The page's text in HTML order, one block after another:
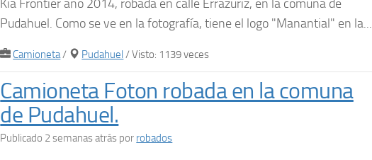
Kia Frontier año 2014, robada en calle Errazuriz, en la comuna de
Pudahuel. Como se ve en la fotografía, tiene el logo "Manantial" en la...
Camioneta/ Pudahuel / Visto: 1139 veces
Camioneta Foton robada en la comuna
de Pudahuel.
Publicado 2 semanas atrás por robados